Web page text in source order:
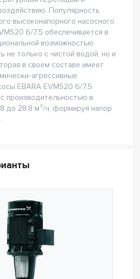
Популярность
высоконапорного насосного
6/7.5 обеспечивается в
возможностью
не только с чистой водой, но и
в своем составе имеет
агрессивные
EBARA EVMS20 6/7.5
производительностью в
до 28.8 м³/ч, формируя напор